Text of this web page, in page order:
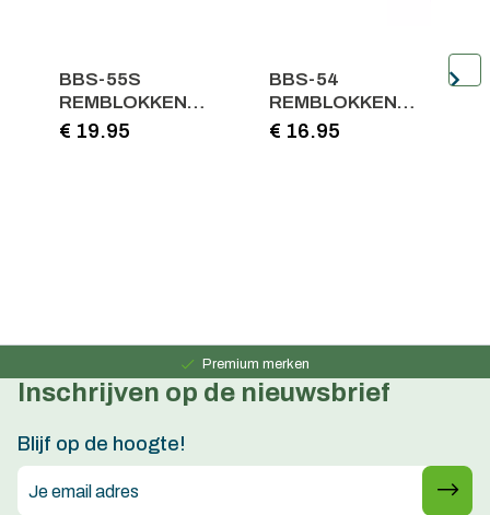
BBS-55S
REMBLOKKEN
DISCSTOP
€ 19.95
BBS-54
REMBLOKKEN
DISCSTOP
€ 16.95
Premium merken
Persoonlijk advies
Inschrijven op de nieuwsbrief
Blijf op de hoogte!